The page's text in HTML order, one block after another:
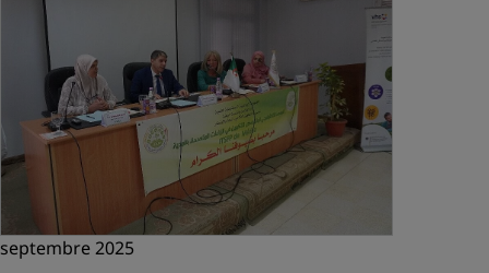
septembre 2025